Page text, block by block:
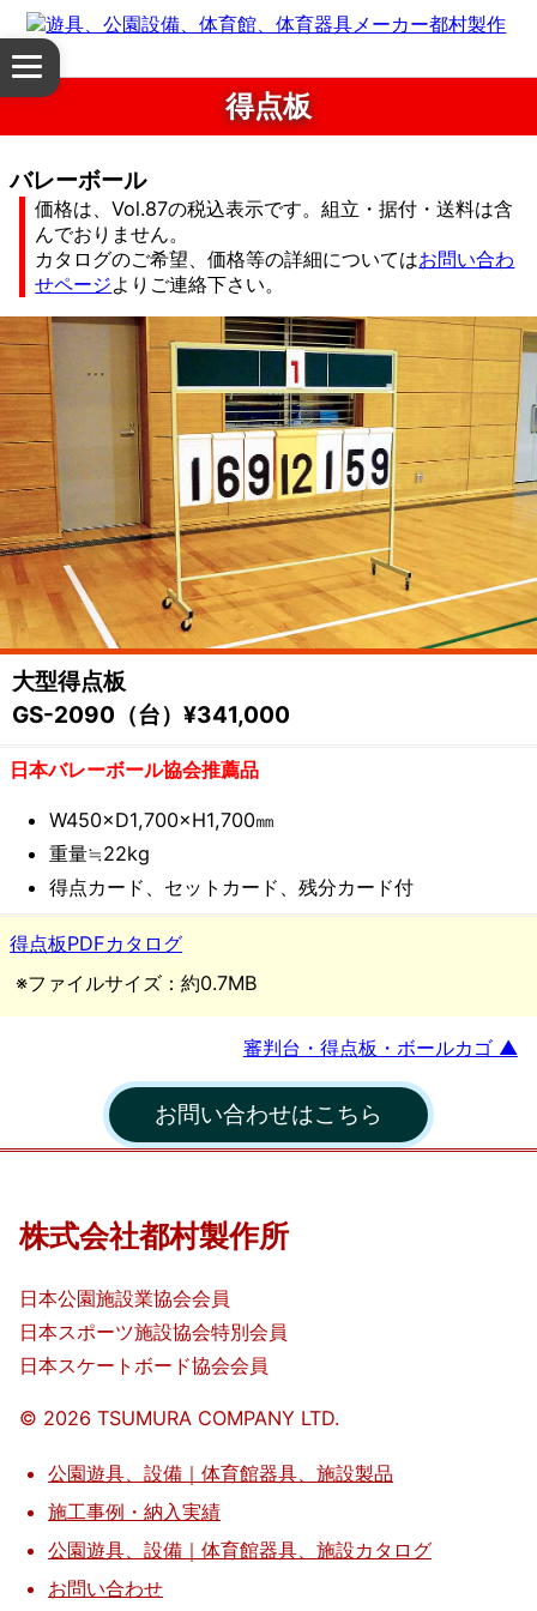
体
育
館・
体
育
器
具
公
園
設
備・
遊
具
メ
ー
カ
ー
都
村
所
メ
ニ
を
開
得点板
バレーボール
価格は、Vol.87の税込表示です。組立・据付・送料は含
んでおりません。
カタログのご希望、価格等の詳細についてはお問い合わ
せページよりご連絡下さい。
大型得点板
GS-2090（台）¥341,000
日本バレーボール協会推薦品
W450×D1,700×H1,700㎜
重量≒22kg
得点カード、セットカード、残分カード付
得点板PDFカタログ
※ファイルサイズ：約0.7MB
審判台・得点板・ボールカゴ ▲
お問い合わせはこちら
株式会社都村製作所
日本公園施設業協会会員
日本スポーツ施設協会特別会員
日本スケートボード協会会員
©️ 2026 TSUMURA COMPANY LTD.
公園遊具、設備｜体育館器具、施設製品
施工事例・納入実績
公園遊具、設備｜体育館器具、施設カタログ
お問い合わせ